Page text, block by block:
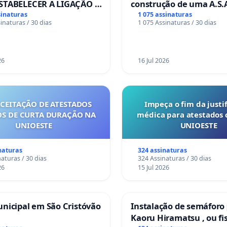
o genocídio em curso nos territórios palestinianos
que o executivo camarário reúna o resultado dos pontos
e diligências diplomáticas com vista a:
pressão para um cessar-fogo imediato e definitivo na
término do bloqueio de ajuda humanitária a Gaza;
o estado Palestiniano.
SOBRE O DIREITO E PREENCHIMENTO DA PETIÇÃO
petição é realizada ao abrigo do Direito de Petição à
A LIGAÇÃO -
129
/ 30 dias
construção de uma
de serviços para
em Coimbra
1 075 assinaturas
1 075 Assinaturas / 30 dias
16 Jul 2026
DE ATESTADOS
DE CURTA DURAÇÃO NA
UNIOESTE
/ 30 dias
Impeça o fim da
médica para atestados
UNIOESTE
324 assinaturas
324 Assinaturas / 30 dias
15 Jul 2026
em São Cristóvão
Instalação de semáforo
Kaoru Hiramatsu , ou